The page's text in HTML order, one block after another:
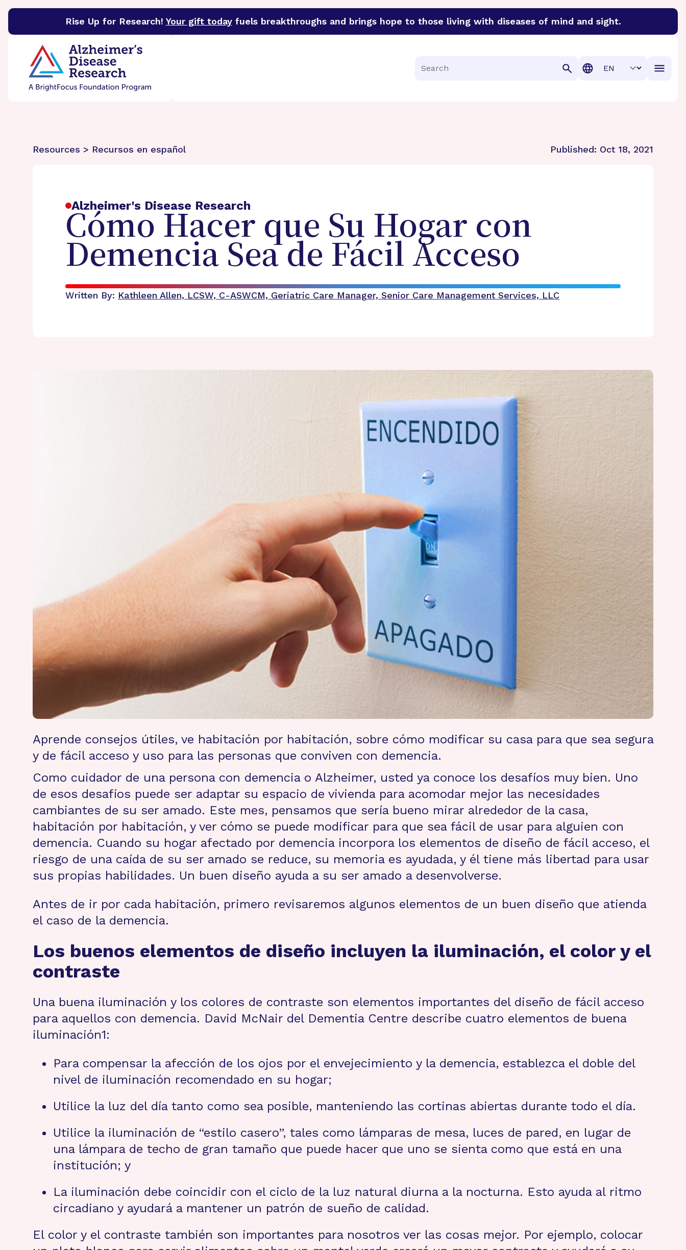
Rise Up for Research! Your gift todayfuels breakthroughs and brings hope to those living with diseases of mind and sight.
BrightFocus FoundationBrightFocus is a premier funder of groundbreaking research in an urgent effort to discover cures for Alzheimer’s disease, macular
Search
Translation
Resources > Recursos en español Published: Oct 18, 2021
Alzheimer's Disease Research
Cómo Hacer que Su Hogar con
Demencia Sea de Fácil Acceso
Written By: Kathleen Allen, LCSW, C-ASWCM, Geriatric Care Manager, Senior Care Management Services, LLC
Aprende consejos útiles, ve habitación por habitación, sobre cómo modificar su casa para que sea segura
y de fácil acceso y uso para las personas que conviven con demencia.
Como cuidador de una persona con demencia o Alzheimer, usted ya conoce los desafíos muy bien. Uno
de esos desafíos puede ser adaptar su espacio de vivienda para acomodar mejor las necesidades
cambiantes de su ser amado. Este mes, pensamos que sería bueno mirar alrededor de la casa,
habitación por habitación, y ver cómo se puede modificar para que sea fácil de usar para alguien con
demencia. Cuando su hogar afectado por demencia incorpora los elementos de diseño de fácil acceso, el
riesgo de una caída de su ser amado se reduce, su memoria es ayudada, y él tiene más libertad para usar
sus propias habilidades. Un buen diseño ayuda a su ser amado a desenvolverse.
Antes de ir por cada habitación, primero revisaremos algunos elementos de un buen diseño que atienda
el caso de la demencia.
Los buenos elementos de diseño incluyen la iluminación, el color y el
contraste
Una buena iluminación y los colores de contraste son elementos importantes del diseño de fácil acceso
para aquellos con demencia. David McNair del Dementia Centre describe cuatro elementos de buena
iluminación1:
Para compensar la afección de los ojos por el envejecimiento y la demencia, establezca el doble del
nivel de iluminación recomendado en su hogar;
Utilice la luz del día tanto como sea posible, manteniendo las cortinas abiertas durante todo el día.
Utilice la iluminación de “estilo casero”, tales como lámparas de mesa, luces de pared, en lugar de
una lámpara de techo de gran tamaño que puede hacer que uno se sienta como que está en una
institución; y
La iluminación debe coincidir con el ciclo de la luz natural diurna a la nocturna. Esto ayuda al ritmo
circadiano y ayudará a mantener un patrón de sueño de calidad.
El color y el contraste también son importantes para nosotros ver las cosas mejor. Por ejemplo, colocar